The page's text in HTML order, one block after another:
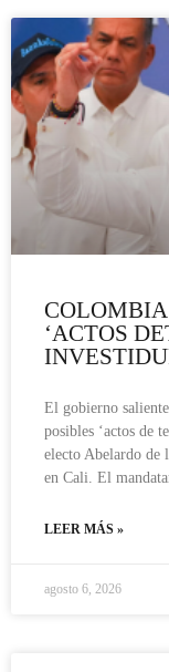
COLOMBIA
‘ACTOS
El gobierno
posibles ‘actos de
electo Abelardo de
en Cali. El
LEER MÁS »
agosto 6, 2026